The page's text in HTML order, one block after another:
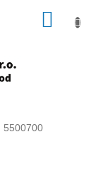
5500700